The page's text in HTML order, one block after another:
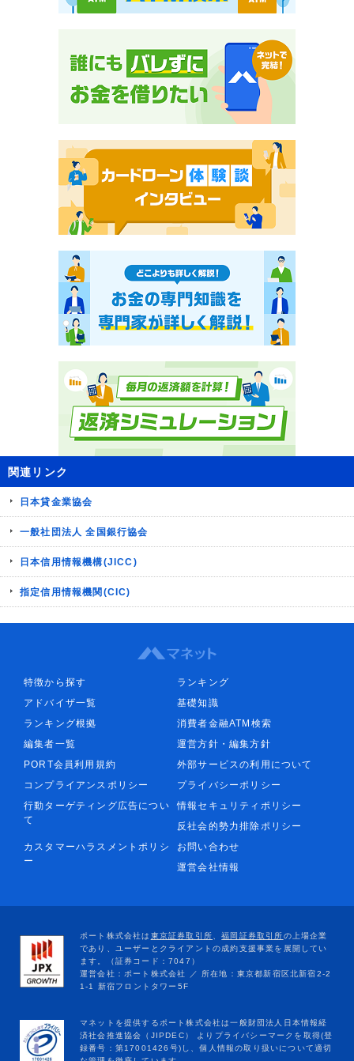
関連リンク
日本貸金業協会
一般社団法人 全国銀行協会
日本信用情報機構(JICC)
指定信用情報機関(CIC)
特徴から探す
ランキング
アドバイザ一覧
基礎知識
ランキング根拠
消費者金融ATM検索
編集者一覧
運営方針・編集方針
PORT会員利用規約
外部サービスの利用について
コンプライアンスポリシー
プライバシーポリシー
行動ターゲティング広告につい
て
情報セキュリティポリシー
反社会的勢力排除ポリシー
カスタマーハラスメントポリシ
ー
お問い合わせ
運営会社情報